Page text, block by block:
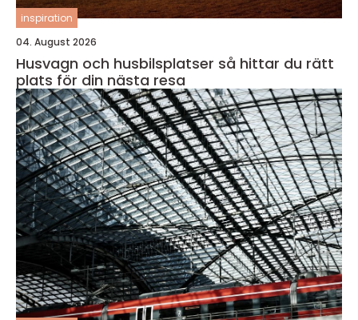
inspiration
04. August 2026
Husvagn och husbilsplatser så hittar du rätt
plats för din nästa resa